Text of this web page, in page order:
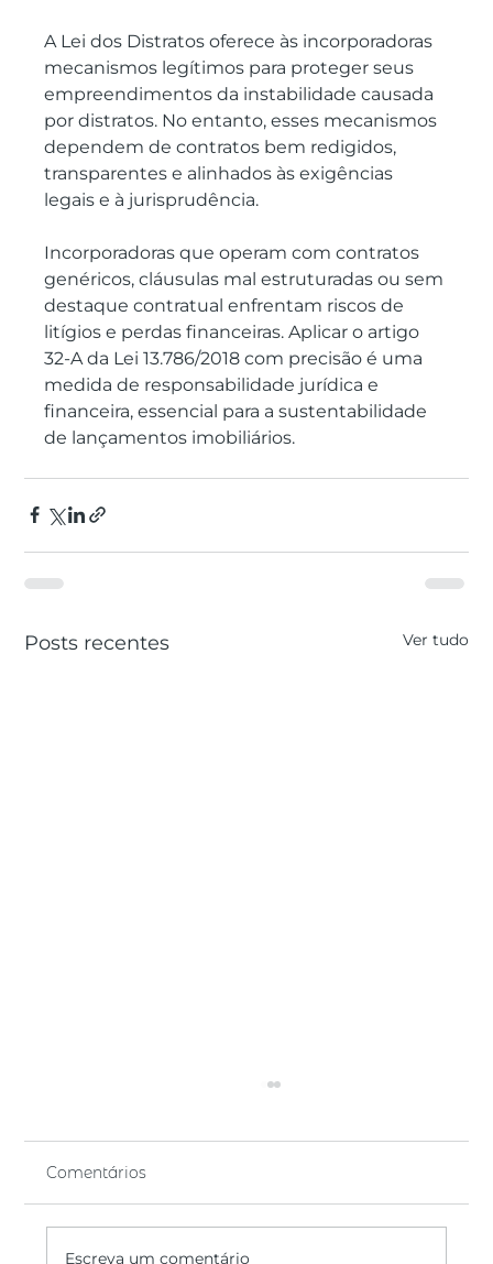
A Lei dos Distratos oferece às incorporadoras
mecanismos legítimos para proteger seus
empreendimentos da instabilidade causada
por distratos. No entanto, esses mecanismos
dependem de contratos bem redigidos,
transparentes e alinhados às exigências
legais e à jurisprudência.
Incorporadoras que operam com contratos
genéricos, cláusulas mal estruturadas ou sem
destaque contratual enfrentam riscos de
litígios e perdas financeiras. Aplicar o artigo
32-A da Lei 13.786/2018 com precisão é uma
medida de responsabilidade jurídica e
financeira, essencial para a sustentabilidade
de lançamentos imobiliários.
Posts recentes Ver tudo
Comentários
Escreva um comentário